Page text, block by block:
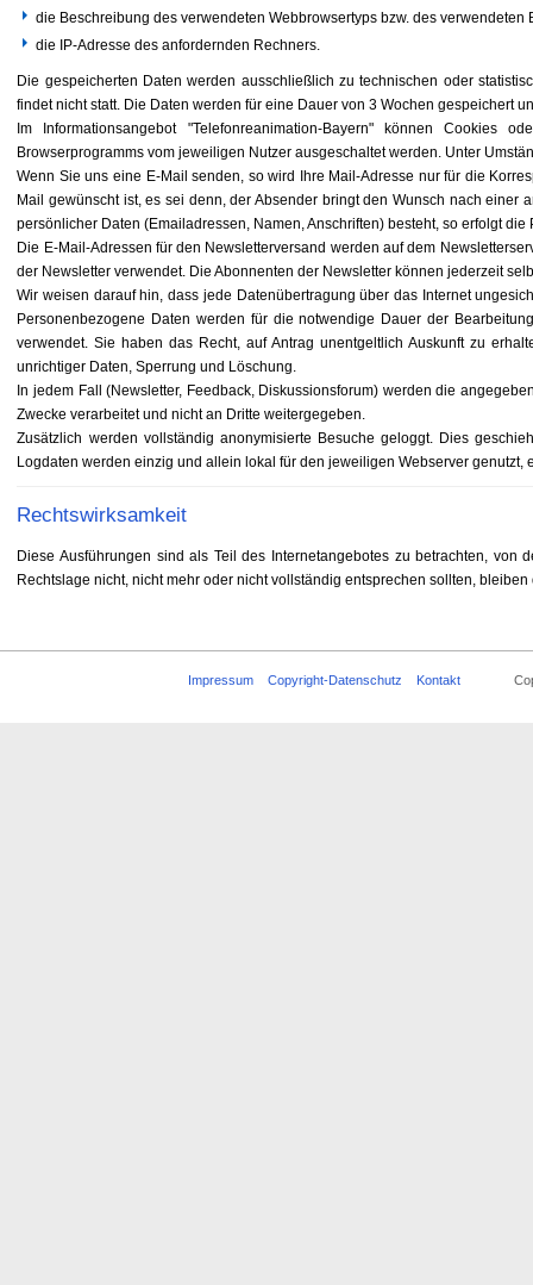
die Beschreibung des verwendeten Webbrowsertyps bzw. des verwendeten
die IP-Adresse des anfordernden Rechners.
Die gespeicherten Daten werden ausschließlich zu technischen oder
findet nicht statt. Die Daten werden für eine Dauer von 3 Wochen gespeichert
Im Informationsangebot "Telefonreanimation-Bayern" können Cookies
Browserprogramms vom jeweiligen Nutzer ausgeschaltet werden. Unter
Wenn Sie uns eine E-Mail senden, so wird Ihre Mail-Adresse nur für die
Mail gewünscht ist, es sei denn, der Absender bringt den Wunsch nach
persönlicher Daten (Emailadressen, Namen, Anschriften) besteht, so erfolgt
Die E-Mail-Adressen für den Newsletterversand werden auf dem
der Newsletter verwendet. Die Abonnenten der Newsletter können jederzeit
Wir weisen darauf hin, dass jede Datenübertragung über das Internet
Personenbezogene Daten werden für die notwendige Dauer der
verwendet. Sie haben das Recht, auf Antrag unentgeltlich Auskunft zu
unrichtiger Daten, Sperrung und Löschung.
In jedem Fall (Newsletter, Feedback, Diskussionsforum) werden die
Zwecke verarbeitet und nicht an Dritte weitergegeben.
Zusätzlich werden vollständig anonymisierte Besuche geloggt. Dies
Logdaten werden einzig und allein lokal für den jeweiligen Webserver genutzt,
Rechtswirksamkeit
Diese Ausführungen sind als Teil des Internetangebotes zu betrachten,
Rechtslage nicht, nicht mehr oder nicht vollständig entsprechen sollten,
Impressum Copyright-Datenschutz Kontakt